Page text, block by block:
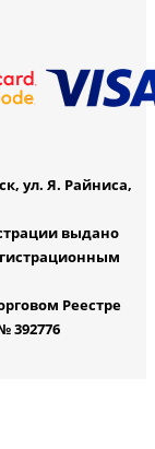
ул. Я. Райниса,
выдано
Реестре
392776